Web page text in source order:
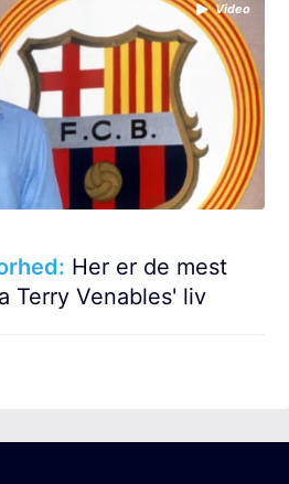
Video
Her er de mest
Terry Venables' liv